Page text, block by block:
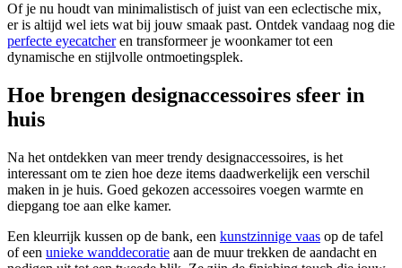
Of je nu houdt van minimalistisch of juist van een eclectische mix,
er is altijd wel iets wat bij jouw smaak past. Ontdek vandaag nog die
perfecte eyecatcheren transformeer je woonkamer tot een
dynamische en stijlvolle ontmoetingsplek.
Hoe brengen designaccessoires sfeer in
huis
Na het ontdekken van meer trendy designaccessoires, is het
interessant om te zien hoe deze items daadwerkelijk een verschil
maken in je huis. Goed gekozen accessoires voegen warmte en
diepgang toe aan elke kamer.
Een kleurrijk kussen op de bank, een kunstzinnige vaas op de tafel
of een unieke wanddecoratie aan de muur trekken de aandacht en